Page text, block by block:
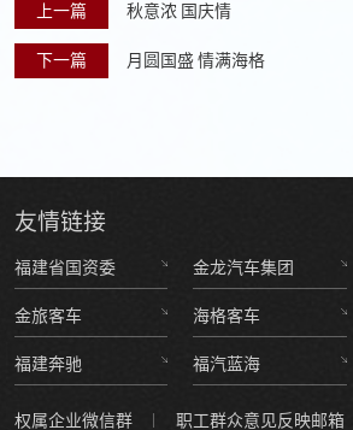
上一篇 秋意浓 国庆情
下一篇 月圆国盛 情满海格
友情链接
福建省国资委 金龙汽车集团
金旅客车 海格客车
福建奔驰 福汽蓝海
权属企业微信群 职工群众意见反映邮箱